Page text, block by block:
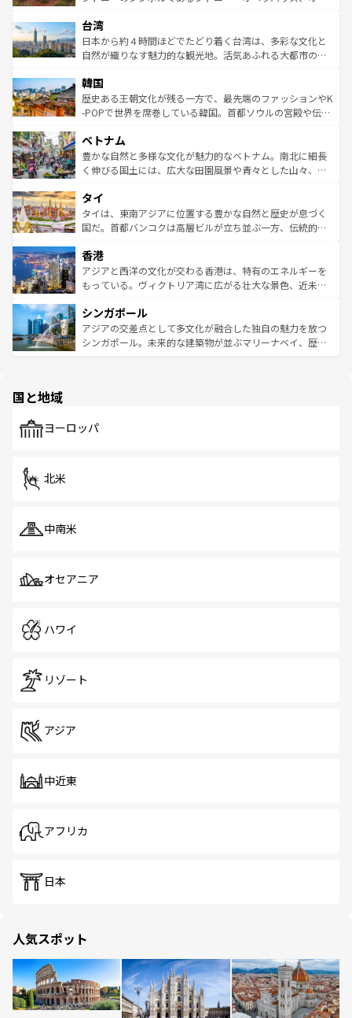
ならではの贅沢な旅のスタイルだ。 なお、新着のアメリカ
情報はコンテンツ一覧を参照してほしい。
れるおもてなしの心で訪れる人々を迎えてくれるハワイの
人々、おいしいローカルフードやハワイアンミュージッ
ク、伝統的なフラダンスなど、すべてがハワイの魅力を彩
ワイを、存分に味わってほしい。 なお、新着のハワイ情報
はコンテンツ一覧を参照してほしい。
リアリーフや大陸中央部にそびえるウルル（エアーズロッ
ク）、タスマニアの美しい原生林やケアンズの熱帯雨林な
ど、見どころがたくさん。また、カフェやワイン、オージ
いる。アクティビティも充実しており、サーフィンやダイ
ビング、ハイキングなど、アウトドア好きにはたまらな
い。オーストラリアの多彩な魅力を存分に味わいつくそ
参照してほしい。
台湾
日本から約４時間ほどでたどり着く台湾は、多彩な文化と
自然が織りなす魅力的な観光地。活気あふれる大都市の台
ン）、静ひつな山岳地帯である台湾東部など、都市の喧騒
と山間の静けさが共存しており、訪れる人に新しい発見と
驚きをもたらしてくれる。また、奥深い台湾の食文化も魅
容にもいいと評判のスイーツなど、バラエティ豊かな料理
が味わえる。 なお、新着の台湾情報は コンテンツ一覧を参
照してほしい。
韓国
歴史ある王朝文化が残る一方で、最先端のファッションやK
-POPで世界を席巻している韓国。首都ソウルの宮殿や伝統
き、地方に足を延ばせば四季折々の自然美を楽しむことが
できる。そして、キムチや焼肉、絶品のストリートフード
まで、さまざまな韓国料理が待っている。夜には、韓国な
リティに包まれながら、韓国の多彩な魅力を心ゆくまで味
わってみてほしい。 なお、新着の韓国情報はコンテンツ一
覧を参照してほしい。
ベトナム
豊かな自然と多様な文化が魅力的なベトナム。南北に細長
く伸びる国土には、広大な田園風景や青々とした山々、世
急速な発展と共に伝統が息づく。ハノイの古い町並みやホ
ーチミン市のフランス統治時代の建物も、独特の雰囲気を
醸し出している。また、バラエティの豊かさとおいしさで
とつ。フォーやバインミー、ベトナムコーヒーなどは、ぜ
ひ現地で味わいたい。どの地域を訪れてもあたたかい人々
が旅行者を迎えてくれるので、きっと忘れられない旅にな
参照してほしい。
タイ
タイは、東南アジアに位置する豊かな自然と歴史が息づく
国だ。首都バンコクは高層ビルが立ち並ぶ一方、伝統的な
の活気が交差している。北部ではチェンマイなどの山岳地
帯で自然と触れ合い、南部ではプーケットやクラビの美し
いビーチでリゾート気分を楽しむことができる。タイ料理
激する。気候は一年中温暖で、どの季節にも異なる楽しみ
が待っている。親しみやすいタイの人々、仏教を中心とし
た文化、そして多様な観光資源が、訪れる旅人を魅了し続
香港
アジアと西洋の文化が交わる香港は、特有のエネルギーを
もっている。ヴィクトリア湾に広がる壮大な景色、近未来
み、どこを訪れても感動するはず。観光スポットが密集し
ており、効率よく見どころを回れるのも魅力。息をのむよ
うな絶景から文化的な体験まで、香港を存分に楽しみ尽く
シンガポール
アジアの交差点として多文化が融合した独自の魅力を放つ
シンガポール。未来的な建築物が並ぶマリーナベイ、歴史
で、ホーカーズは地元の風情を楽しめる外せないスポット
国と地域
ヨーロッパ
北米
中南米
オセアニア
ハワイ
リゾート
アジア
中近東
アフリカ
日本
人気スポット